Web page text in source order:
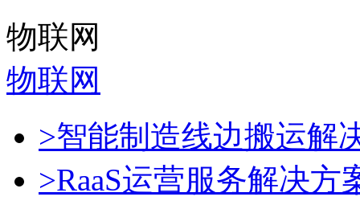
物联网
物联网
>智能制造线边搬运解
>RaaS运营服务解决方